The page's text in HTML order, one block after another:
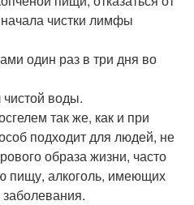
чистки лимфы
один раз в три дня во
воды.
так же, как и при
подходит для людей, не
образа жизни, часто
пищу, алкоголь, имеющих